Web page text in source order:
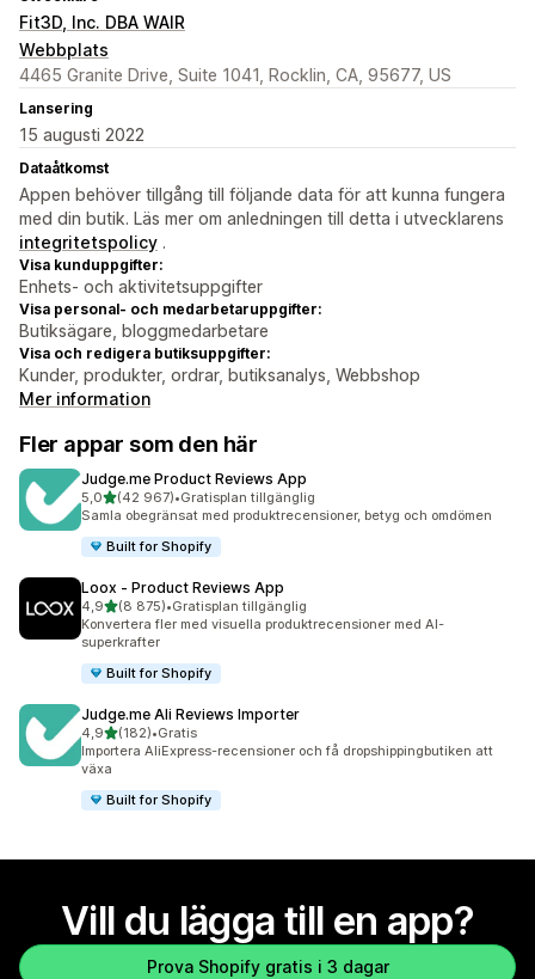
Fit3D, Inc. DBA WAIR
Webbplats
4465 Granite Drive, Suite 1041, Rocklin, CA, 95677, US
Lansering
15 augusti 2022
Dataåtkomst
Appen behöver tillgång till följande data för att kunna fungera
med din butik. Läs mer om anledningen till detta i utvecklarens
integritetspolicy .
Visa kunduppgifter:
Enhets- och aktivitetsuppgifter
Visa personal- och medarbetaruppgifter:
Butiksägare, bloggmedarbetare
Visa och redigera butiksuppgifter:
Kunder, produkter, ordrar, butiksanalys, Webbshop
Mer information
Fler appar som den här
Judge.me Product Reviews App
5,0av 5 stjärnor
(42 967)
42967 recensioner totalt
•Gratisplan tillgänglig
Samla obegränsat med produktrecensioner, betyg och omdömen
Built for Shopify
Loox ‑ Product Reviews App
4,9av 5 stjärnor
(8 875)
8875 recensioner totalt
•Gratisplan tillgänglig
Konvertera fler med visuella produktrecensioner med AI-
superkrafter
Built for Shopify
Judge.me Ali Reviews Importer
4,9av 5 stjärnor
(182)
182 recensioner totalt
•Gratis
Importera AliExpress-recensioner och få dropshippingbutiken att
växa
Built for Shopify
Vill du lägga till en app?
Prova Shopify gratis i 3 dagar